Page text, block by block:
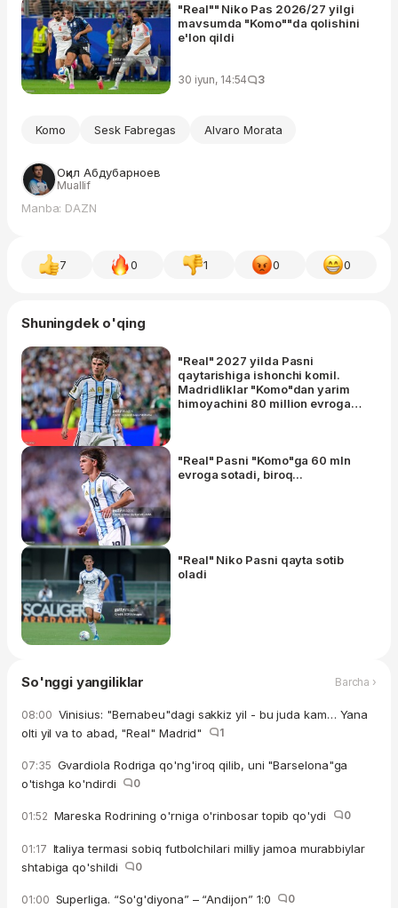
"Real"" Niko Pas 2026/27 yilgi
mavsumda "Komo""da qolishini
e'lon qildi
30 iyun, 14:54 3
Komo Sesk Fabregas Alvaro Morata
Оқил Абдубарноев
Muallif
Manba: DAZN
7 0 1 0 0
Shuningdek o'qing
"Real" 2027 yilda Pasni
qaytarishiga ishonchi komil.
Madridliklar "Komo"dan yarim
himoyachini 80 million evroga
"Real" Pasni "Komo"ga 60 mln
evroga sotadi, biroq...
"Real" Niko Pasni qayta sotib
oladi
So'nggi yangiliklar Barcha ›
08:00 Vinisius: "Bernabeu"dagi sakkiz yil - bu juda kam… Yana
olti yil va to abad, "Real" Madrid"
1
07:35 Gvardiola Rodriga qo'ng'iroq qilib, uni "Barselona"ga
o'tishga ko'ndirdi
0
01:52 Mareska Rodrining o'rniga o'rinbosar topib qo'ydi 0
01:17 Italiya termasi sobiq futbolchilari milliy jamoa murabbiylar
shtabiga qo'shildi
0
01:00 Superliga. “So'g'diyona” – “Andijon” 1:0 0